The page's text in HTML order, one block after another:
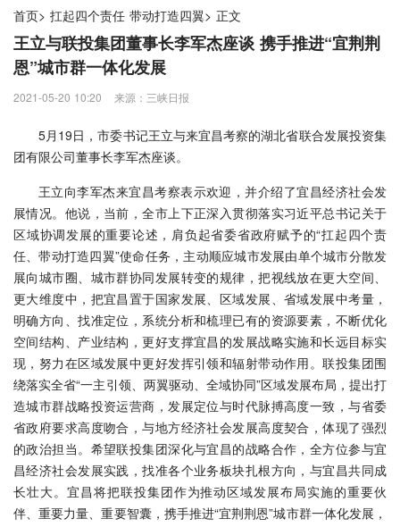
首页> 扛起四个责任 带动打造四翼> 正文
王立与联投集团董事长李军杰座谈 携手推进“宜荆荆
恩”城市群一体化发展
2021-05-20 10:20 来源：三峡日报
5月19日，市委书记王立与来宜昌考察的湖北省联合发展投资集
团有限公司董事长李军杰座谈。
王立向李军杰来宜昌考察表示欢迎，并介绍了宜昌经济社会发
展情况。他说，当前，全市上下正深入贯彻落实习近平总书记关于
区域协调发展的重要论述，肩负起省委省政府赋予的“扛起四个责
任、带动打造四翼”使命任务，主动顺应城市发展由单个城市分散发
展向城市圈、城市群协同发展转变的规律，把视线放在更大空间、
更大维度中，把宜昌置于国家发展、区域发展、省域发展中考量，
明确方向、找准定位，系统分析和梳理已有的资源要素，不断优化
空间结构、产业结构，更好支撑宜昌的发展战略实施和长远目标实
现，努力在区域发展中更好发挥引领和辐射带动作用。联投集团围
绕落实全省“一主引领、两翼驱动、全域协同”区域发展布局，提出打
造城市群战略投资运营商，发展定位与时代脉搏高度一致，与省委
省政府要求高度吻合，与地方经济社会发展高度契合，体现了强烈
的政治担当。希望联投集团深化与宜昌的战略合作，全方位参与宜
昌经济社会发展实践，找准各个业务板块扎根方向，与宜昌共同成
长壮大。宜昌将把联投集团作为推动区域发展布局实施的重要伙
伴、重要力量、重要智囊，携手推进“宜荆荆恩”城市群一体化发展，